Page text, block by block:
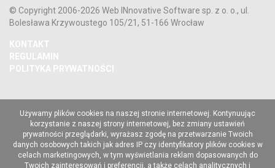
© Copyright 2006-2026 Web INnovative Software sp. z o. o., ul.
Bolesława Krzywoustego 105/21, 51-166 Wrocław
KONTAKT
REGULAMIN
POLITYKA PRYWATNOŚCI
Używamy plików cookies na naszej stronie internetowej. Kontynuując
korzystanie z naszej strony internetowej, bez zmiany ustawień
prywatności przeglądarki, wyrażasz zgodę na przetwarzanie Twoich
danych osobowych takich jak adres IP czy identyfikatory plików cookies w
celach marketingowych, w tym wyświetlania reklam dopasowanych do
Twoich zainteresowań i preferencji, a także celach analitycznych i